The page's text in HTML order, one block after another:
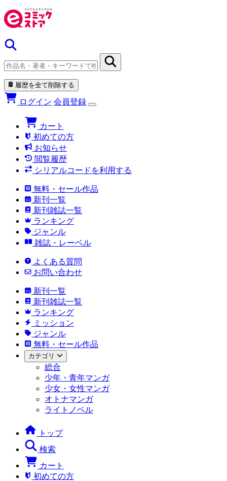
履歴を全て削除する
ログイン 会員登録
カート
初めての方
お知らせ
閲覧履歴
シリアルコードを利用する
無料・セール作品
新刊一覧
新刊雑誌一覧
ランキング
ジャンル
雑誌・レーベル
よくある質問
お問い合わせ
新刊一覧
新刊雑誌一覧
ランキング
ミッション
ジャンル
無料・セール作品
カテゴリ
総合
少年・青年マンガ
少女・女性マンガ
オトナマンガ
ライトノベル
トップ
検索
カート
初めての方